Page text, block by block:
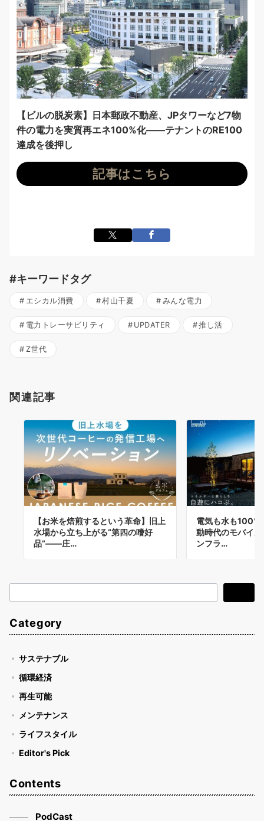
【ビルの脱炭素】日本郵政不動産、JPタワーなど7物
件の電力を実質再エネ100%化——テナントのRE100
達成を後押し
記事はこちら
#キーワードタグ
エシカル消費 村山千夏 みんな電力
電力トレーサビリティ UPDATER 推し活
Z世代
関連記事
【お米を焙煎するという革命】旧上
水場から立ち上がる“第四の嗜好
品”――庄…
電気も水も100%
動時代のモバイ
ンフラ…
索
Category
サステナブル
循環経済
再生可能
メンテナンス
ライフスタイル
Editor's Pick
Contents
PodCast